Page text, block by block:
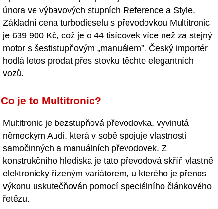
února ve výbavových stupních Reference a Style.
Základní cena turbodieselu s převodovkou Multitronic
je 639 900 Kč, což je o 44 tisícovek více než za stejný
motor s šestistupňovým „manuálem”. Český importér
hodlá letos prodat přes stovku těchto elegantních
vozů.
Co je to Multitronic?
Multitronic je bezstupňová převodovka, vyvinutá
německým Audi, která v sobě spojuje vlastnosti
samočinných a manuálních převodovek. Z
konstrukčního hlediska je tato převodová skříň vlastně
elektronicky řízeným variátorem, u kterého je přenos
výkonu uskutečňován pomocí speciálního článkového
řetězu.